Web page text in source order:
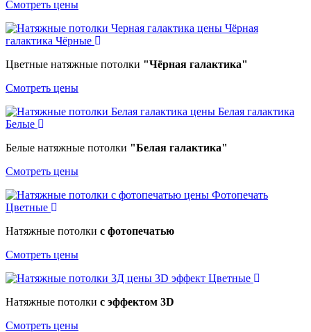
Смотреть цены
Чёрная
галактика Чёрные
Цветные натяжные потолки "Чёрная галактика"
Смотреть цены
Белая галактика
Белые
Белые натяжные потолки "Белая галактика"
Смотреть цены
Фотопечать
Цветные
Натяжные потолки с фотопечатью
Смотреть цены
3D эффект Цветные
Натяжные потолки с эффектом 3D
Смотреть цены